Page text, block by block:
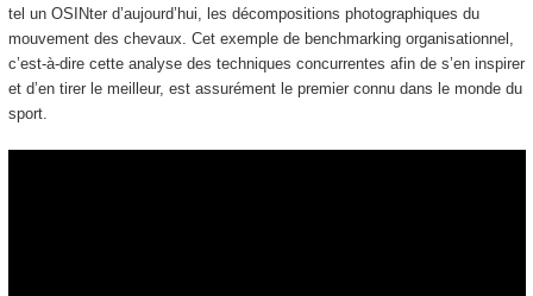
tel un OSINter d’aujourd’hui, les décompositions photographiques du
mouvement des chevaux. Cet exemple de benchmarking organisationnel,
c’est-à-dire cette analyse des techniques concurrentes afin de s’en inspirer
et d’en tirer le meilleur, est assurément le premier connu dans le monde du
sport.